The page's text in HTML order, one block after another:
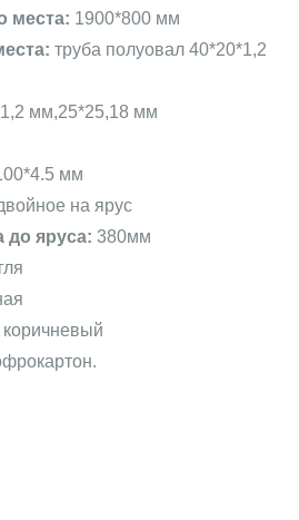
места: 1900*800 мм
труба полуовал 40*20*1,2
мм,25*25,18 мм
мм
на ярус
до яруса: 380мм